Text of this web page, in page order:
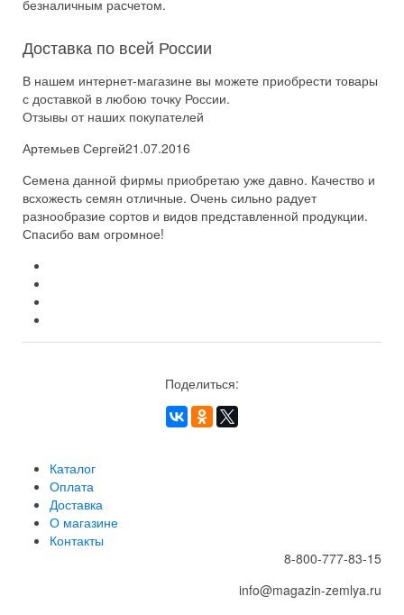
безналичным расчетом.
Доставка по всей России
В нашем интернет-магазине вы можете приобрести товары
с доставкой в любою точку России.
Отзывы от наших покупателей
Артемьев Сергей21.07.2016
Семена данной фирмы приобретаю уже давно. Качество и
всхожесть семян отличные. Очень сильно радует
разнообразие сортов и видов представленной продукции.
Спасибо вам огромное!
Поделиться:
Каталог
Оплата
Доставка
О магазине
Контакты
8-800-777-83-15
info@magazin-zemlya.ru